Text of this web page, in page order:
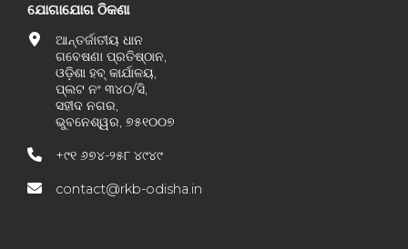
ଯୋଗାଯୋଗ ଠିକଣା
ଆନ୍ତର୍ଜାତୀୟ ଧାନ
ଗବେଷଣା ପ୍ରତିଷ୍ଠାନ,
ଓଡ଼ିଶା ହବ୍ କାର୍ଯାଳୟ,
ପ୍ଲଟ ନଂ ୩୪୦/ସି,
ସହୀଦ ନଗର,
ଭୁବନେଶ୍ୱର, ୭୫୧୦୦୭
+୯୧ ୬୭୪-୨୫୮ ୪୯୪୯
contact@rkb-odisha.in